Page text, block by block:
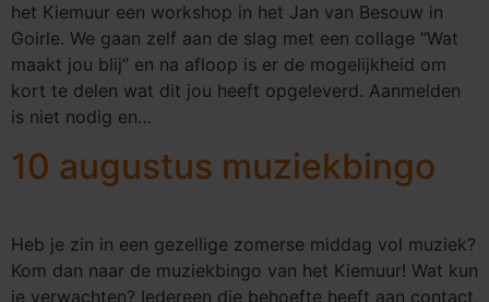
het Kiemuur een workshop in het Jan van Besouw in
Goirle. We gaan zelf aan de slag met een collage “Wat
maakt jou blij” en na afloop is er de mogelijkheid om
kort te delen wat dit jou heeft opgeleverd. Aanmelden
is niet nodig en…
10 augustus muziekbingo
Heb je zin in een gezellige zomerse middag vol muziek?
Kom dan naar de muziekbingo van het Kiemuur! Wat kun
je verwachten? Iedereen die behoefte heeft aan contact,